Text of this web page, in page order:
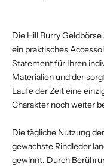
Die Hill Burry
ein praktisches
Statement für Ihren
Materialien und der
Laufe der Zeit eine
Charakter noch weiter
Die tägliche Nutzung
gewachste Rindleder
gewinnt. Durch